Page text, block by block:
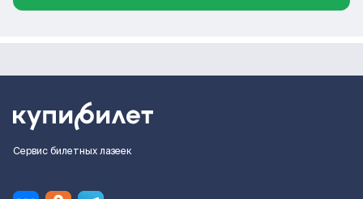
Сервис билетных лазеек